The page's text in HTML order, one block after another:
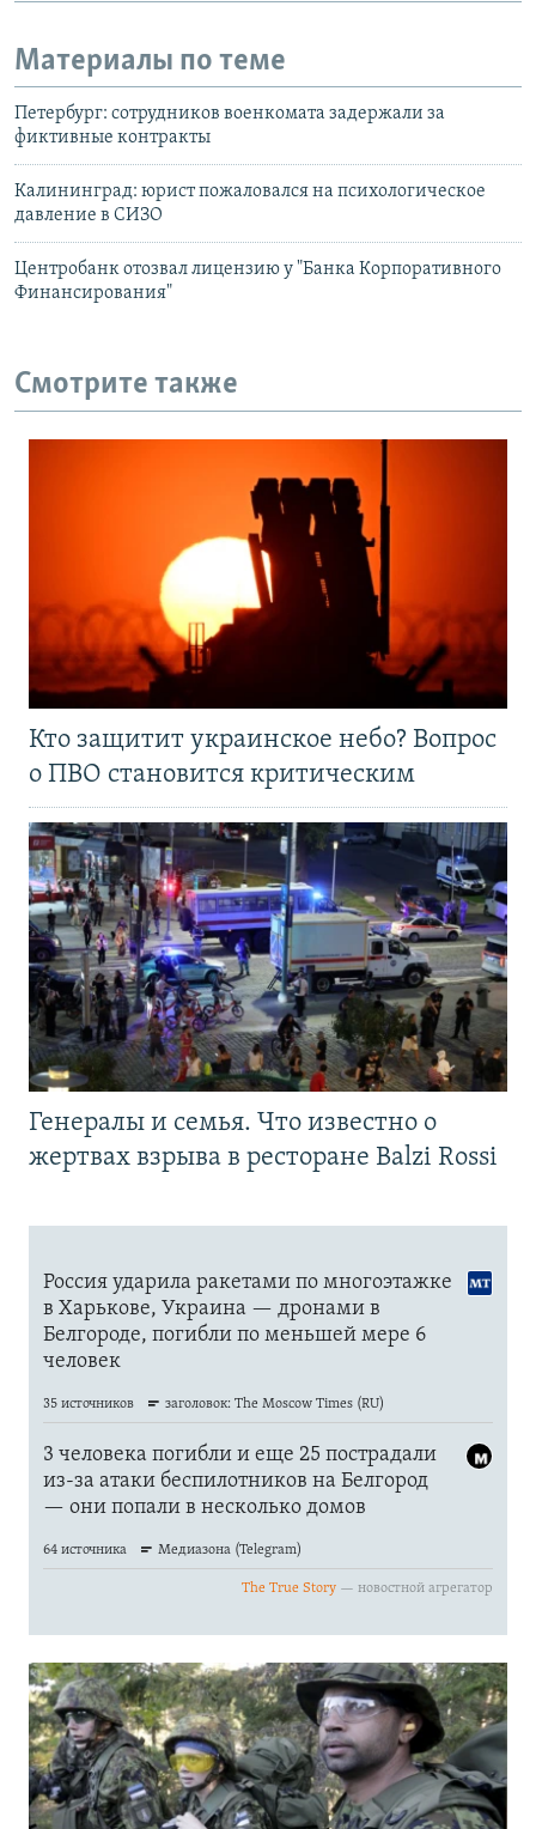
Материалы по теме
Петербург: сотрудников военкомата задержали за
фиктивные контракты
Калининград: юрист пожаловался на психологическое
давление в СИЗО
Центробанк отозвал лицензию у "Банка Корпоративного
Финансирования"
Смотрите также
Кто защитит украинское небо? Вопрос
о ПВО становится критическим
Генералы и семья. Что известно о
жертвах взрыва в ресторане Balzi Rossi